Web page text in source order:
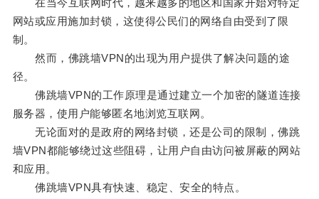
在当今互联网时代，越来越多的地区和国家开始对特定
网站或应用施加封锁，这使得公民们的网络自由受到了限
制。
然而，佛跳墙VPN的出现为用户提供了解决问题的途
径。
佛跳墙VPN的工作原理是通过建立一个加密的隧道连接
服务器，使用户能够匿名地浏览互联网。
无论面对的是政府的网络封锁，还是公司的限制，佛跳
墙VPN都能够绕过这些阻碍，让用户自由访问被屏蔽的网站
和应用。
佛跳墙VPN具有快速、稳定、安全的特点。